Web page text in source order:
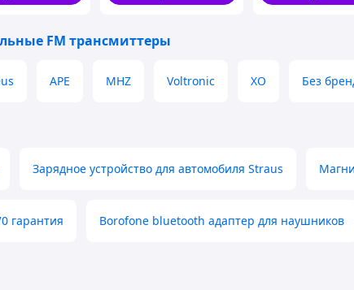
FM трансмиттеры
APE MHZ Voltronic XO Без
Зарядное устройство для автомобиля Straus
гарантия Borofone bluetooth адаптер для наушников